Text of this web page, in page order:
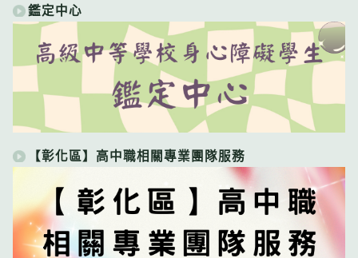
鑑定中心
【彰化區】高中職相關專業團隊服務